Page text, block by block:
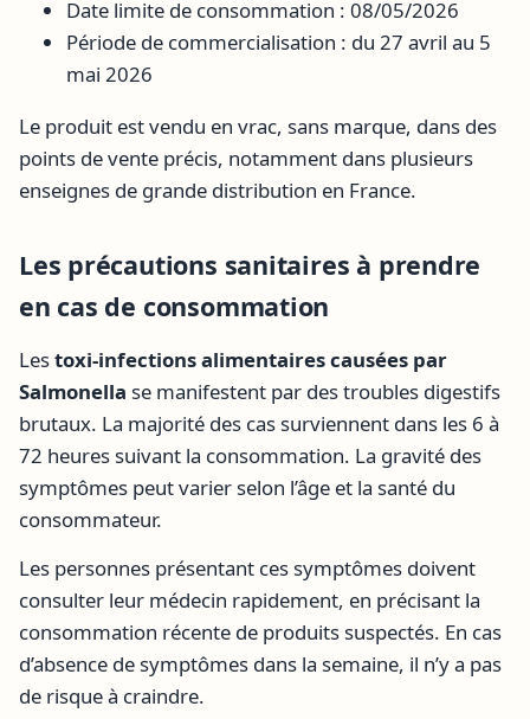
Date limite de consommation : 08/05/2026
Période de commercialisation : du 27 avril au 5
mai 2026
Le produit est vendu en vrac, sans marque, dans des
points de vente précis, notamment dans plusieurs
enseignes de grande distribution en France.
Les précautions sanitaires à prendre
en cas de consommation
Lestoxi-infections alimentaires causées par
Salmonella se manifestent par des troubles digestifs
brutaux. La majorité des cas surviennent dans les 6 à
72 heures suivant la consommation. La gravité des
symptômes peut varier selon l’âge et la santé du
consommateur.
Les personnes présentant ces symptômes doivent
consulter leur médecin rapidement, en précisant la
consommation récente de produits suspectés. En cas
d’absence de symptômes dans la semaine, il n’y a pas
de risque à craindre.